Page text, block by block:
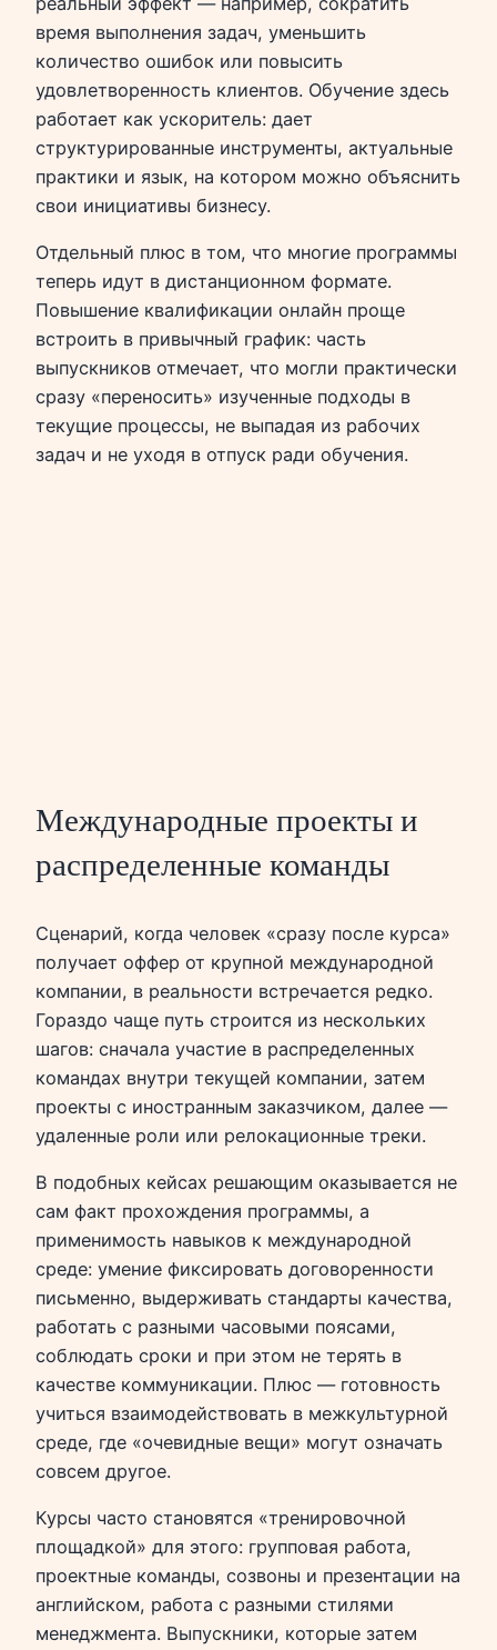
время выполнения задач, уменьшить
количество ошибок или повысить
удовлетворенность клиентов. Обучение здесь
работает как ускоритель: дает
структурированные инструменты, актуальные
практики и язык, на котором можно объяснить
свои инициативы бизнесу.
Отдельный плюс в том, что многие программы
теперь идут в дистанционном формате.
Повышение квалификации онлайн проще
встроить в привычный график: часть
выпускников отмечает, что могли практически
сразу «переносить» изученные подходы в
текущие процессы, не выпадая из рабочих
задач и не уходя в отпуск ради обучения.
Международные проекты и
распределенные команды
Сценарий, когда человек «сразу после курса»
получает оффер от крупной международной
компании, в реальности встречается редко.
Гораздо чаще путь строится из нескольких
шагов: сначала участие в распределенных
командах внутри текущей компании, затем
проекты с иностранным заказчиком, далее —
удаленные роли или релокационные треки.
В подобных кейсах решающим оказывается не
сам факт прохождения программы, а
применимость навыков к международной
среде: умение фиксировать договоренности
письменно, выдерживать стандарты качества,
работать с разными часовыми поясами,
соблюдать сроки и при этом не терять в
качестве коммуникации. Плюс — готовность
учиться взаимодействовать в межкультурной
среде, где «очевидные вещи» могут означать
совсем другое.
Курсы часто становятся «тренировочной
площадкой» для этого: групповая работа,
проектные команды, созвоны и презентации на
английском, работа с разными стилями
менеджмента. Выпускники, которые затем